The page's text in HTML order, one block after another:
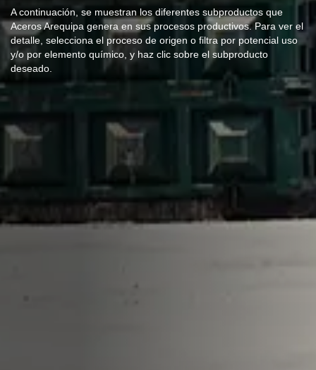
A continuación, se muestran los diferentes subproductos que
Aceros Arequipa genera en sus procesos productivos. Para ver el
detalle, selecciona el proceso de origen o filtra por potencial uso
y/o por elemento químico, y haz clic sobre el subproducto
deseado.